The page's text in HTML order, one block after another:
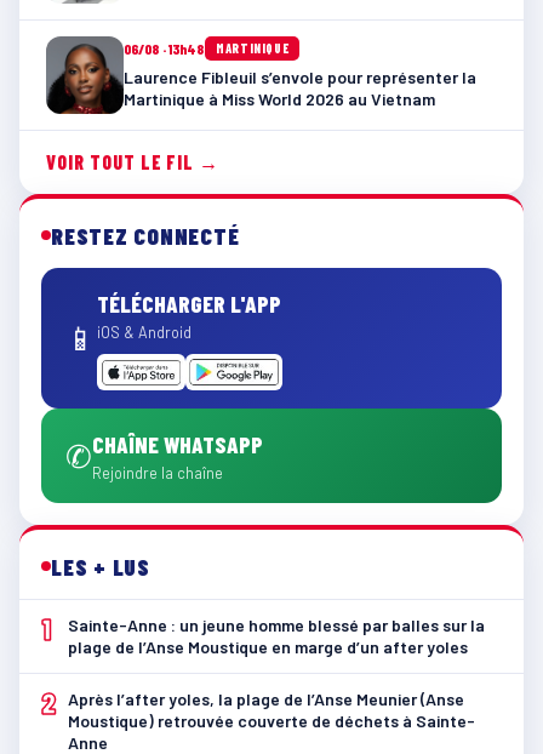
06/08 · 13h48 MARTINIQUE
Laurence Fibleuil s’envole pour représenter la
Martinique à Miss World 2026 au Vietnam
VOIR TOUT LE FIL →
RESTEZ CONNECTÉ
📱
TÉLÉCHARGER L'APP
iOS & Android
✆CHAÎNE WHATSAPP
Rejoindre la chaîne
LES + LUS
1
Sainte-Anne : un jeune homme blessé par balles sur la
plage de l’Anse Moustique en marge d’un after yoles
2 Après l’after yoles, la plage de l’Anse Meunier (Anse
Moustique) retrouvée couverte de déchets à Sainte-
Anne